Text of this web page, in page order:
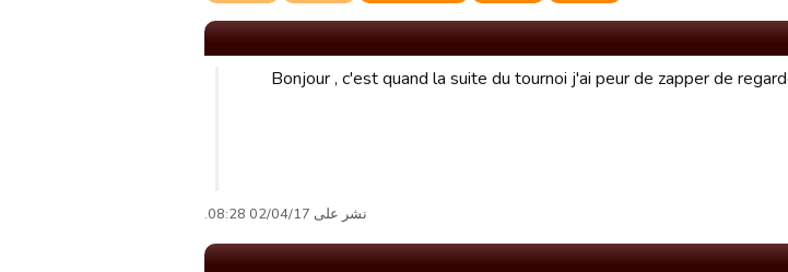
Bonjour , c'est quand la suite du tournoi j'ai peur de zapper de
نشر على 02/04/17 08:28.